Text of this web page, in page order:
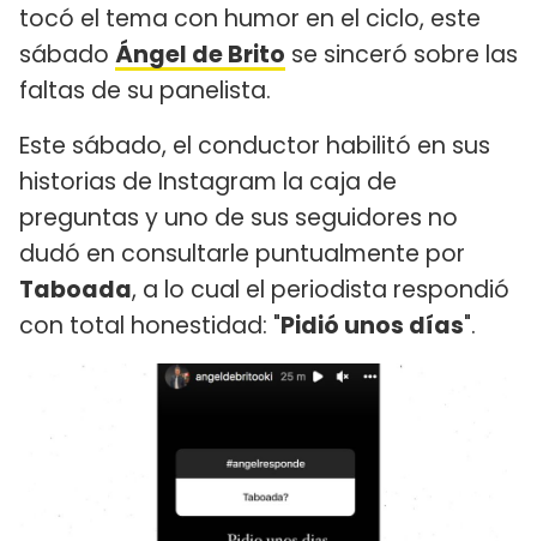
tocó el tema con humor en el ciclo, este
sábado Ángel de Brito se sinceró sobre las
faltas de su panelista.
Este sábado, el conductor habilitó en sus
historias de Instagram la caja de
preguntas y uno de sus seguidores no
dudó en consultarle puntualmente por
Taboada, a lo cual el periodista respondió
con total honestidad: "Pidió unos días".